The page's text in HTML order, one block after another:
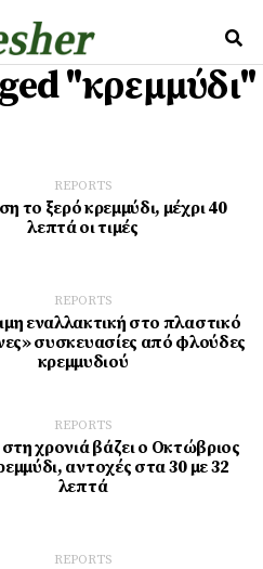
"κρεμμύδι"
REPORTS
το ξερό κρεμμύδι, μέχρι 40
λεπτά οι τιμές
REPORTS
εναλλακτική στο πλαστικό
συσκευασίες από φλούδες
κρεμμυδιού
REPORTS
χρονιά βάζει ο Οκτώβριος
αντοχές στα 30 με 32
λεπτά
REPORTS